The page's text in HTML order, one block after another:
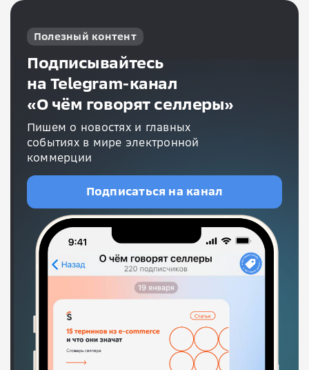
Полезный контент
Подписывайтесь
на Telegram-канал
«О чём говорят селлеры»
Пишем о новостях и главных
событиях в мире электронной
коммерции
Подписаться на канал